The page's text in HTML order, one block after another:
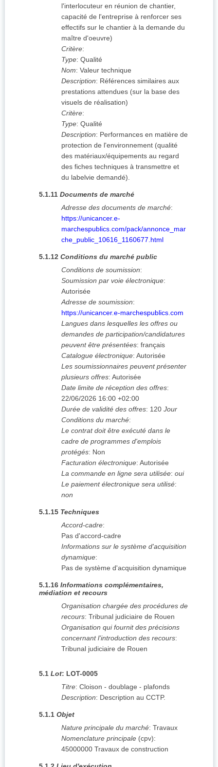
l'interlocuteur en réunion de chantier,
capacité de l'entreprise à renforcer ses
effectifs sur le chantier à la demande du
maître d'oeuvre)
Critère:
Type: Qualité
Nom: Valeur technique
Description: Références similaires aux
prestations attendues (sur la base des
visuels de réalisation)
Critère:
Type: Qualité
Description: Performances en matière de
protection de l'environnement (qualité
des matériaux/équipements au regard
des fiches techniques à transmettre et
du labelvie demandé).
5.1.11 Documents de marché
Adresse des documents de marché:
https://unicancer.e-
marchespublics.com/pack/annonce_mar
che_public_10616_1160677.html
5.1.12 Conditions du marché public
Conditions de soumission:
Soumission par voie électronique:
Autorisée
Adresse de soumission:
https://unicancer.e-marchespublics.com
Langues dans lesquelles les offres ou
demandes de participation/candidatures
peuvent être présentées: français
Catalogue électronique: Autorisée
Les soumissionnaires peuvent présenter
plusieurs offres: Autorisée
Date limite de réception des offres:
22/06/2026 16:00 +02:00
Durée de validité des offres: 120 Jour
Conditions du marché:
Le contrat doit être exécuté dans le
cadre de programmes d'emplois
protégés: Non
Facturation électronique: Autorisée
La commande en ligne sera utilisée: oui
Le paiement électronique sera utilisé:
non
5.1.15 Techniques
Accord-cadre:
Pas d'accord-cadre
Informations sur le système d'acquisition
dynamique:
Pas de système d'acquisition dynamique
5.1.16 Informations complémentaires,
médiation et recours
Organisation chargée des procédures de
recours: Tribunal judiciaire de Rouen
Organisation qui fournit des précisions
concernant l'introduction des recours:
Tribunal judiciaire de Rouen
5.1 Lot: LOT-0005
Titre: Cloison - doublage - plafonds
Description: Description au CCTP.
5.1.1 Objet
Nature principale du marché: Travaux
Nomenclature principale (cpv):
45000000 Travaux de construction